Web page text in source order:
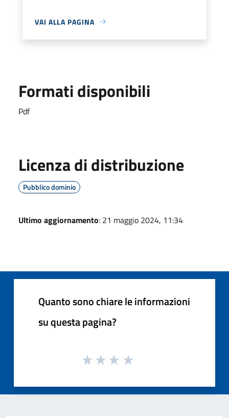
VAI ALLA PAGINA
Formati disponibili
Pdf
Licenza di distribuzione
Pubblico dominio
Ultimo aggiornamento: 21 maggio 2024, 11:34
Quanto sono chiare le informazioni
su questa pagina?